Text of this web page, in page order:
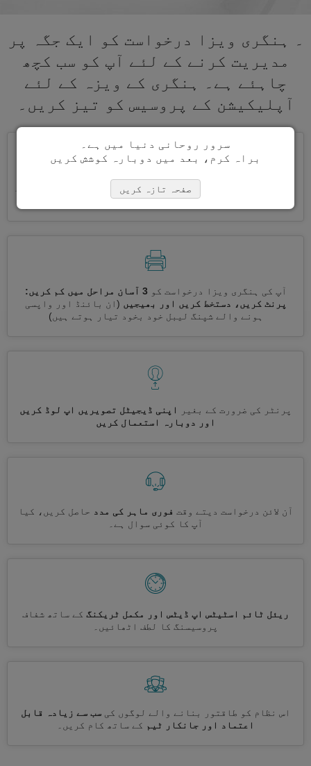
۔ ہنگری ویزا درخواست کو ایک جگہ پر
مدیریت کرنے کے لئے آپ کو سب کچھ
چاہئے ہے۔ ہنگری کے ویزہ کے لئے
آپلیکیشن کے پروسیس کو تیز کریں۔
ایک ساتھ کئی ویزے درخواست کریں
خود بخود، تکراری معلومات
درج کرنے کی ضرورت نہیں ہے
آپ کی ہنگری ویزا درخواست کو
3 آسان مراحل میں کم کریں:
پرنٹ کریں، دستخط کریں اور بھیجیں (ان بائنڈ اور واپسی
ہونے والے شپنگ لیبل خود بخود تیار ہوتے ہیں)
پرنٹر کی ضرورت کے بغیر
اپنی ڈیجیٹل تصویریں اپ لوڈ کریں
اور دوبارہ استعمال کریں
آن لائن درخواست دیتے وقت فوری ماہر کی مدد حاصل کریں، کیا
آپ کا کوئی سوال ہے۔
ریئل ٹائم اسٹیٹس اپ ڈیٹس اور مکمل ٹریکنگ کے ساتھ شفاف
پروسیسنگ کا لطف اٹھائیں۔
اس نظام کو طاقتور بنانے والے لوگوں کی سب سے زیادہ قابل
اعتماد اور جانکار ٹیم کے ساتھ کام کریں۔
سرور روحانی دنیا میں ہے۔
براہ کرم، بعد میں دوبارہ کوشش کریں
صفحہ تازہ کریں